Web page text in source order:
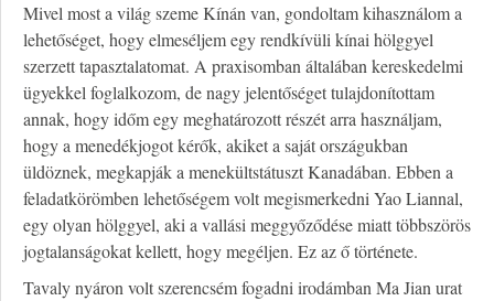
Mivel most a világ szeme Kínán van, gondoltam kihasználom a
lehetőséget, hogy elmeséljem egy rendkívüli kínai hölggyel
szerzett tapasztalatomat. A praxisomban általában kereskedelmi
ügyekkel foglalkozom, de nagy jelentőséget tulajdonítottam
annak, hogy időm egy meghatározott részét arra használjam,
hogy a menedékjogot kérők, akiket a saját országukban
üldöznek, megkapják a menekültstátuszt Kanadában. Ebben a
feladatkörömben lehetőségem volt megismerkedni Yao Liannal,
egy olyan hölggyel, aki a vallási meggyőződése miatt többszörös
jogtalanságokat kellett, hogy megéljen. Ez az ő története.
Tavaly nyáron volt szerencsém fogadni irodámban Ma Jian urat